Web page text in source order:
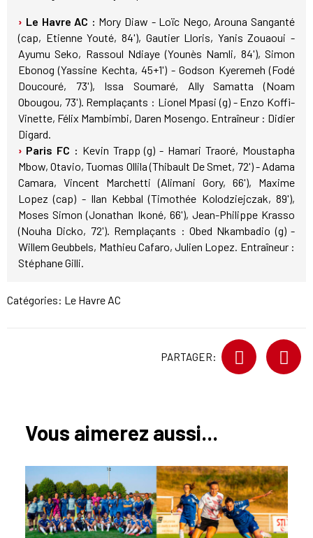
Le Havre AC : Mory Diaw - Loïc Nego, Arouna Sanganté
(cap, Etienne Youté, 84'), Gautier Lloris, Yanis Zouaoui -
Ayumu Seko, Rassoul Ndiaye (Younès Namli, 84'), Simon
Ebonog (Yassine Kechta, 45+1') - Godson Kyeremeh (Fodé
Doucouré, 73'), Issa Soumaré, Ally Samatta (Noam
Obougou, 73'). Remplaçants : Lionel Mpasi (g) - Enzo Koffi-
Vinette, Félix Mambimbi, Daren Mosengo. Entraîneur : Didier
Digard.
Paris FC : Kevin Trapp (g) - Hamari Traoré, Moustapha
Mbow, Otavio, Tuomas Ollila (Thibault De Smet, 72') - Adama
Camara, Vincent Marchetti (Alimani Gory, 66'), Maxime
Lopez (cap) - Ilan Kebbal (Timothée Kolodziejczak, 89'),
Moses Simon (Jonathan Ikoné, 66'), Jean-Philippe Krasso
(Nouha Dicko, 72'). Remplaçants : Obed Nkambadio (g) -
Willem Geubbels, Mathieu Cafaro, Julien Lopez. Entraîneur :
Stéphane Gilli.
Catégories: Le Havre AC
PARTAGER:
Vous aimerez aussi...